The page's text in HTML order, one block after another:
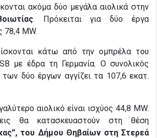
ακόμα δύο μεγάλα αιολικά στην
. Πρόκειται για δύο έργα
78,4 MW.
κάτω από την ομπρέλα του
με έδρα τη Γερμανία. Ο συνολικός
δύο έργων αγγίζει τα 107,6 εκατ.
αιολικό είναι ισχύος 44,8 MW.
θα κατασκευαστούν στη θέση
του Δήμου Θηβαίων στη Στερεά